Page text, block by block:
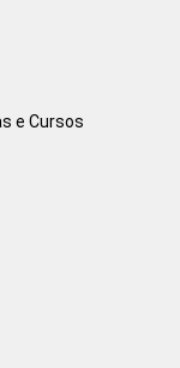
e Cursos